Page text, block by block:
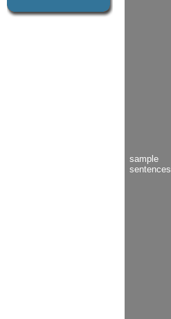
sample
sentences